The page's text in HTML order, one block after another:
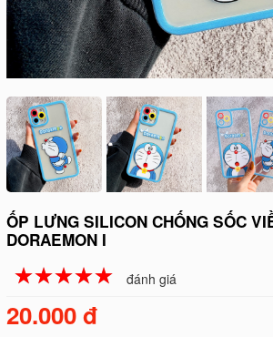
ỐP LƯNG SILICON CHỐNG SỐC
DORAEMON I
☆☆☆☆☆
★★★★★ đánh giá
20.000 đ